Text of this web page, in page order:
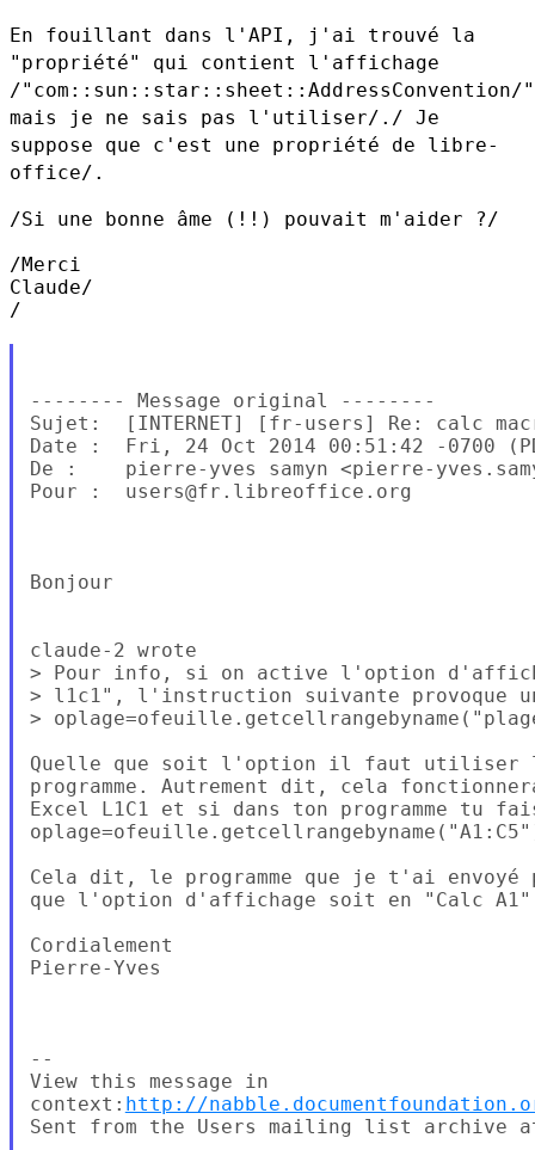
En fouillant dans l'API, j'ai trouvé la
"propriété" qui contient l'affichage
/"com::sun::star::sheet::AddressConvention/"
mais je ne sais pas l'utiliser/./ Je
suppose que c'est une propriété de libre-
office/.
/Si une bonne âme (!!) pouvait m'aider ?/
/Merci
Claude/
/
-------- Message original --------
Sujet:  [INTERNET] [fr-users] Re: calc
Date :  Fri, 24 Oct 2014 00:51:42 -0700
De :    pierre-yves samyn <pierre-
Pour :  users@fr.libreoffice.org
Bonjour
claude-2 wrote
> Pour info, si on active l'option
> l1c1", l'instruction suivante provoque
>
Quelle que soit l'option il faut utiliser la
programme. Autrement dit, cela
Excel L1C1 et si dans ton programme tu
Cela dit, le programme que je t'ai envoyé
que l'option d'affichage soit en "Calc
Cordialement
Pierre-Yves
--
View this message in
context: http://
Sent from the Users mailing list archive